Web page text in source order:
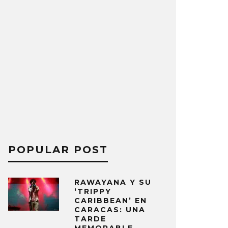
POPULAR POST
RAWAYANA Y SU
‘TRIPPY
CARIBBEAN’ EN
CARACAS: UNA
TARDE